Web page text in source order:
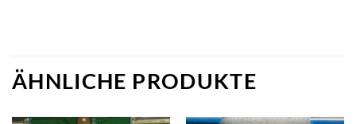
ÄHNLICHE PRODUKTE